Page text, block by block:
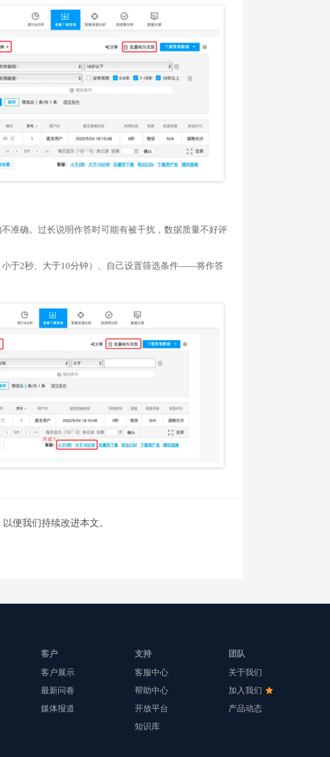
准确。过长说明作答时可能有被干扰，数据质量不好评
小于2秒、大于10分钟）、自己设置筛选条件——将作答
便我们持续改进本文。
客户
客户展示
最新问卷
媒体报道
支持
客服中心
帮助中心
开放平台
知识库
团队
关于我们
加入我们
产品动态